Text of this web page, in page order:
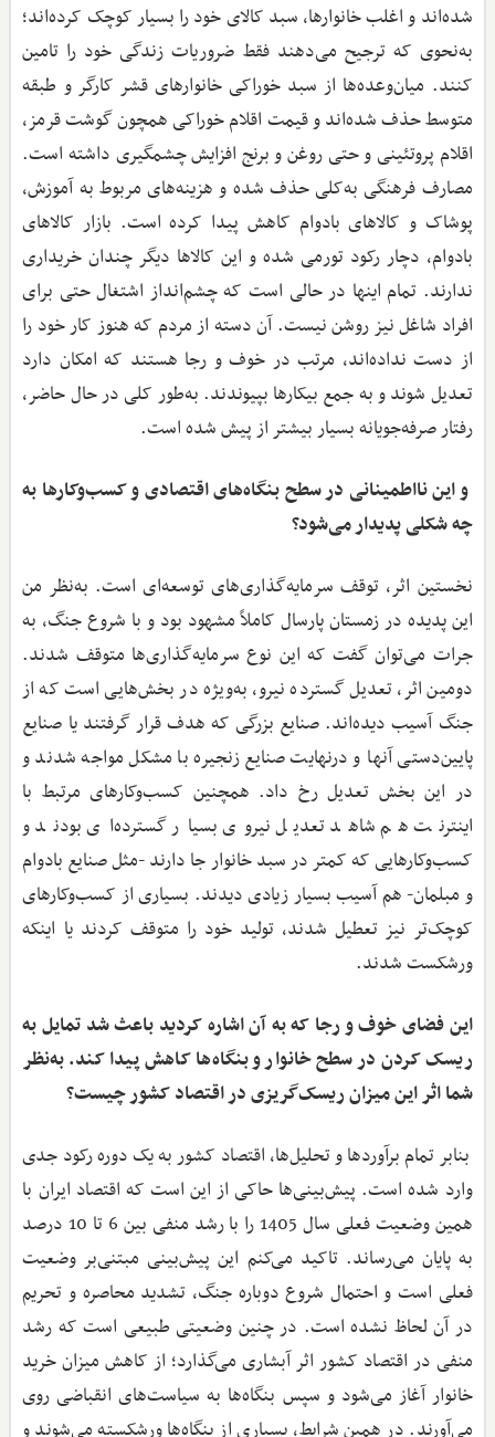
شده‌اند و اغلب خانوارها، سبد کالای خود را بسیار کوچک کرده‌اند؛
به‌نحوی که ترجیح می‌دهند فقط ضروریات زندگی خود را تامین
کنند. میان‌وعده‌ها از سبد خوراکی خانوار‌های قشر کارگر و طبقه
متوسط حذف شده‌اند و قیمت اقلام خوراکی همچون گوشت قرمز،
اقلام پروتئینی و حتی روغن و برنج افزایش چشمگیری داشته است.
مصارف فرهنگی به‌کلی حذف شده و هزینه‌های مربوط به آموزش،
پوشاک و کالاهای بادوام کاهش پیدا کرده است. بازار کالاهای
بادوام، دچار رکود تورمی شده و این کالاها دیگر چندان خریداری
ندارند. تمام اینها در حالی است که چشم‌انداز اشتغال حتی برای
افراد شاغل نیز روشن نیست. آن دسته از مردم که هنوز کار خود را
از دست نداده‌اند، مرتب در خوف و رجا هستند که امکان دارد
تعدیل شوند و به جمع بیکارها بپیوندند. به‌طور کلی در حال حاضر،
رفتار صرفه‌جویانه بسیار بیشتر از پیش شده است.
و این نااطمینانی در سطح بنگاه‌های اقتصادی و کسب‌وکارها به
چه ‌شکلی پدیدار می‌شود؟
نخستین اثر، توقف سرمایه‌گذاری‌های توسعه‌ای است. به‌نظر من
این پدیده در زمستان پارسال کاملاً مشهود بود و با شروع جنگ، به
جرات می‌توان گفت که این نوع سرمایه‌گذاری‌ها متوقف شدند.
دومین اثر، تعدیل گسترده نیرو، به‌ویژه در بخش‌هایی است که از
جنگ آسیب دیده‌اند. صنایع بزرگی که هدف قرار گرفتند یا صنایع
پایین‌دستی آنها و درنهایت صنایع زنجیره با مشکل مواجه شدند و
در این بخش تعدیل رخ داد. همچنین کسب‌وکارهای مرتبط با
اینترنت هم شاهد تعدیل نیروی بسیار گسترده‌ای بودند و
کسب‌وکارهایی که کمتر در سبد خانوار جا دارند -مثل صنایع بادوام
و مبلمان- هم آسیب بسیار زیادی دیدند. بسیاری از کسب‌وکارهای
کوچک‌تر نیز تعطیل شدند، تولید خود را متوقف کردند یا اینکه
ورشکست شدند.
این فضای خوف ‌و رجا که به آن اشاره کردید باعث شد تمایل به
ریسک کردن در سطح خانوار و بنگاه‌ها کاهش پیدا کند. به‌نظر
شما اثر این میزان ریسک‌گریزی در اقتصاد کشور چیست؟
بنابر تمام برآوردها و تحلیل‌ها، اقتصاد کشور به یک دوره رکود جدی
وارد شده است. پیش‌بینی‌ها حاکی از این است که اقتصاد ایران با
همین وضعیت فعلی سال 1405 را با رشد منفی بین 6 تا 10 درصد
به پایان می‌رساند. تاکید می‌کنم این پیش‌بینی مبتنی‌بر وضعیت
فعلی است و احتمال شروع دوباره جنگ، تشدید محاصره و تحریم
در آن لحاظ نشده است. در چنین وضعیتی طبیعی است که رشد
منفی در اقتصاد کشور اثر آبشاری می‌گذارد؛ از کاهش میزان خرید
خانوار آغاز می‌شود و سپس بنگاه‌ها به سیاست‌های انقباضی روی
می‌آورند. در همین شرایط، بسیاری از بنگاه‌ها ورشکسته می‌شوند و